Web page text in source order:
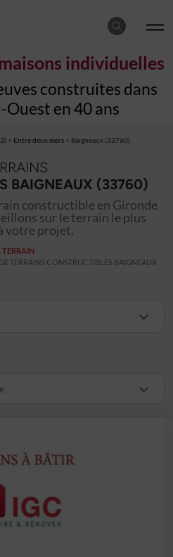
individuelles
construites dans
Ouest en 40 ans
> Entre deux mers > Baigneaux (33760)
BAIGNEAUX (33760)
constructible en Gironde
sur le terrain le plus
votre projet.
TERRAIN
TERRAINS CONSTRUCTIBLES BAIGNEAUX